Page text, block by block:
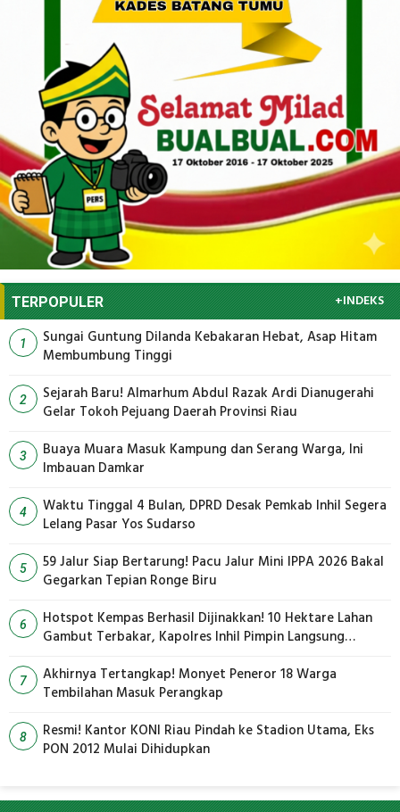
TERPOPULER +INDEKS
1
Sungai Guntung Dilanda Kebakaran Hebat, Asap Hitam
Membumbung Tinggi
2
Sejarah Baru! Almarhum Abdul Razak Ardi Dianugerahi
Gelar Tokoh Pejuang Daerah Provinsi Riau
3
Buaya Muara Masuk Kampung dan Serang Warga, Ini
Imbauan Damkar
4
Waktu Tinggal 4 Bulan, DPRD Desak Pemkab Inhil Segera
Lelang Pasar Yos Sudarso
5
59 Jalur Siap Bertarung! Pacu Jalur Mini IPPA 2026 Bakal
Gegarkan Tepian Ronge Biru
6
Hotspot Kempas Berhasil Dijinakkan! 10 Hektare Lahan
Gambut Terbakar, Kapolres Inhil Pimpin Langsung
7
Akhirnya Tertangkap! Monyet Peneror 18 Warga
Tembilahan Masuk Perangkap
8
Resmi! Kantor KONI Riau Pindah ke Stadion Utama, Eks
PON 2012 Mulai Dihidupkan